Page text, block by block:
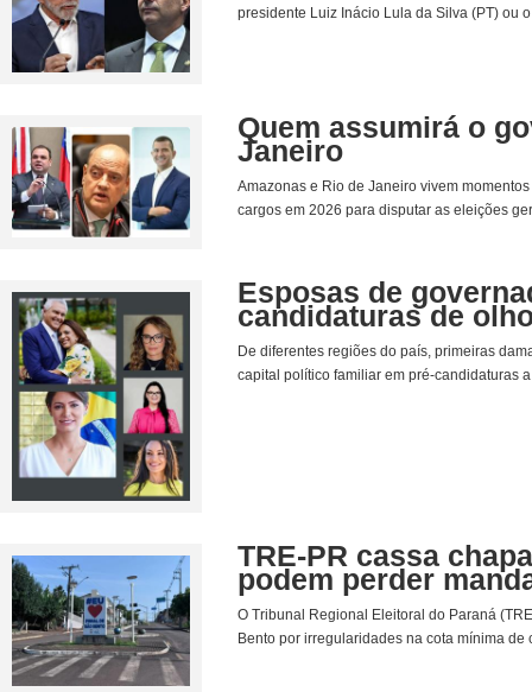
presidente Luiz Inácio Lula da Silva (PT) ou
Quem assumirá o
Janeiro
Amazonas e Rio de Janeiro vivem
cargos em 2026 para disputar as eleições
Esposas de
candidaturas de
De diferentes regiões do país, primeiras
capital político familiar em pré-candidaturas
TRE-PR cassa
podem perder
O Tribunal Regional Eleitoral do Paraná
Bento por irregularidades na cota mínima